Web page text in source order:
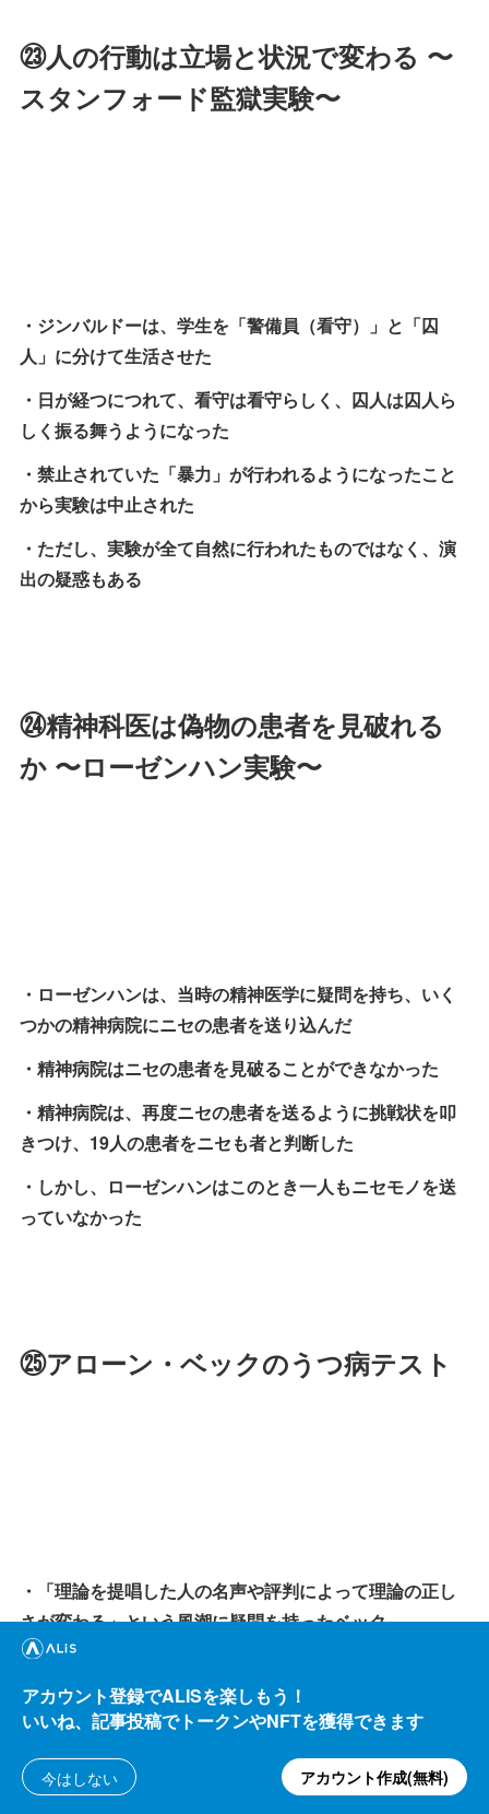
㉓人の行動は立場と状況で変わる 〜
スタンフォード監獄実験〜
・ジンバルドーは、学生を「警備員（看守）」と「囚
人」に分けて生活させた
・日が経つにつれて、看守は看守らしく、囚人は囚人ら
しく振る舞うようになった
・禁止されていた「暴力」が行われるようになったこと
から実験は中止された
・ただし、実験が全て自然に行われたものではなく、演
出の疑惑もある
㉔精神科医は偽物の患者を見破れる
か 〜ローゼンハン実験〜
・ローゼンハンは、当時の精神医学に疑問を持ち、いく
つかの精神病院にニセの患者を送り込んだ
・精神病院はニセの患者を見破ることができなかった
・精神病院は、再度ニセの患者を送るように挑戦状を叩
きつけ、19人の患者をニセも者と判断した
・しかし、ローゼンハンはこのとき一人もニセモノを送
っていなかった
㉕アローン・ベックのうつ病テスト
・「理論を提唱した人の名声や評判によって理論の正し
さが変わる」という風潮に疑問を持ったベック
・うつ病患者と接していると、自らを否定する言葉に共
通点があった
・ベックはそれらの症状と統計を基に、うつ病患の度合
いを判断するテストを考案した
アカウント登録でALISを楽しもう！
いいね、記事投稿でトークンやNFTを獲得できます
今はしない アカウント作成(無料)